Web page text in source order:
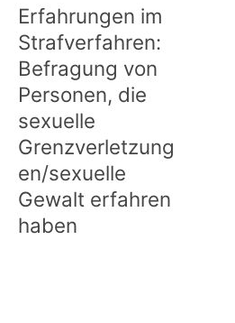
Erfahrungen im
Strafverfahren:
Befragung von
Personen, die
sexuelle
Grenzverletzung
en/sexuelle
Gewalt erfahren
haben